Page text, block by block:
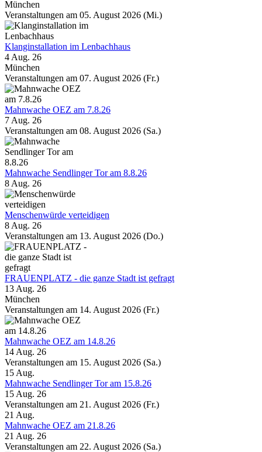
München
Veranstaltungen am 05. August 2026 (Mi.)
Klanginstallation im Lenbachhaus
4 Aug. 26
München
Veranstaltungen am 07. August 2026 (Fr.)
Mahnwache OEZ am 7.8.26
7 Aug. 26
Veranstaltungen am 08. August 2026 (Sa.)
Mahnwache Sendlinger Tor am 8.8.26
8 Aug. 26
Menschenwürde verteidigen
8 Aug. 26
Veranstaltungen am 13. August 2026 (Do.)
FRAUENPLATZ - die ganze Stadt ist gefragt
13 Aug. 26
München
Veranstaltungen am 14. August 2026 (Fr.)
Mahnwache OEZ am 14.8.26
14 Aug. 26
Veranstaltungen am 15. August 2026 (Sa.)
15 Aug.
Mahnwache Sendlinger Tor am 15.8.26
15 Aug. 26
Veranstaltungen am 21. August 2026 (Fr.)
21 Aug.
Mahnwache OEZ am 21.8.26
21 Aug. 26
Veranstaltungen am 22. August 2026 (Sa.)